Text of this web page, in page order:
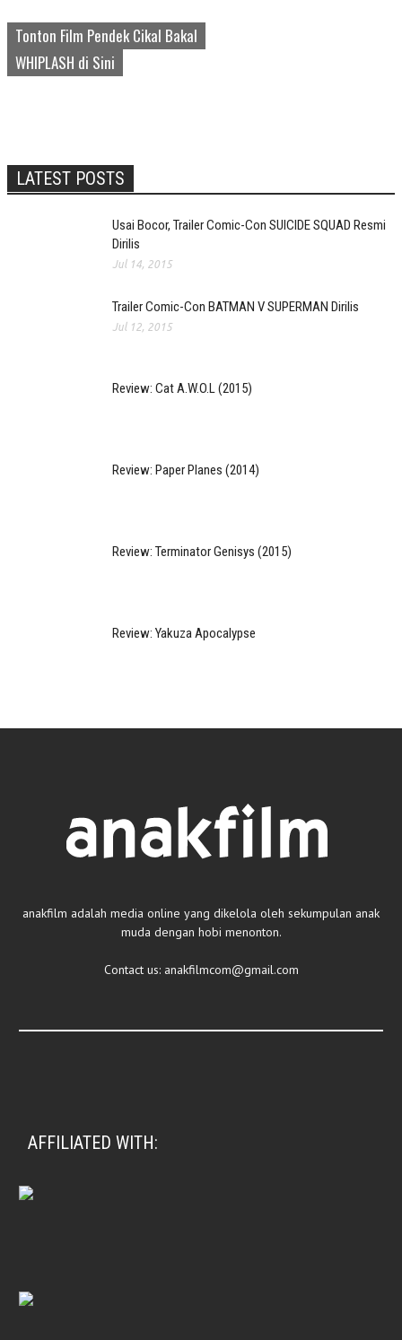
Tonton Film Pendek Cikal Bakal
WHIPLASH di Sini
LATEST POSTS
Usai Bocor, Trailer Comic-Con SUICIDE SQUAD Resmi
Dirilis
Jul 14, 2015
Trailer Comic-Con BATMAN V SUPERMAN Dirilis
Jul 12, 2015
Review: Cat A.W.O.L (2015)
Review: Paper Planes (2014)
Review: Terminator Genisys (2015)
Review: Yakuza Apocalypse
anakfilm adalah media online yang dikelola oleh sekumpulan anak
muda dengan hobi menonton.
Contact us: anakfilmcom@gmail.com
AFFILIATED WITH: